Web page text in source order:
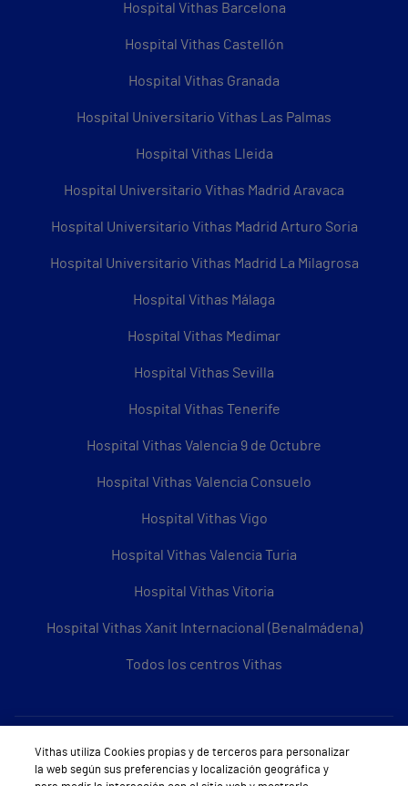
Hospital Vithas Barcelona
Hospital Vithas Castellón
Hospital Vithas Granada
Hospital Universitario Vithas Las Palmas
Hospital Vithas Lleida
Hospital Universitario Vithas Madrid Aravaca
Hospital Universitario Vithas Madrid Arturo Soria
Hospital Universitario Vithas Madrid La Milagrosa
Hospital Vithas Málaga
Hospital Vithas Medimar
Hospital Vithas Sevilla
Hospital Vithas Tenerife
Hospital Vithas Valencia 9 de Octubre
Hospital Vithas Valencia Consuelo
Hospital Vithas Vigo
Hospital Vithas Valencia Turia
Hospital Vithas Vitoria
Hospital Vithas Xanit Internacional (Benalmádena)
Todos los centros Vithas
Sobre Vithas
Quiénes somos
Vithas utiliza Cookies propias y de terceros para personalizar
la web según sus preferencias y localización geográfica y